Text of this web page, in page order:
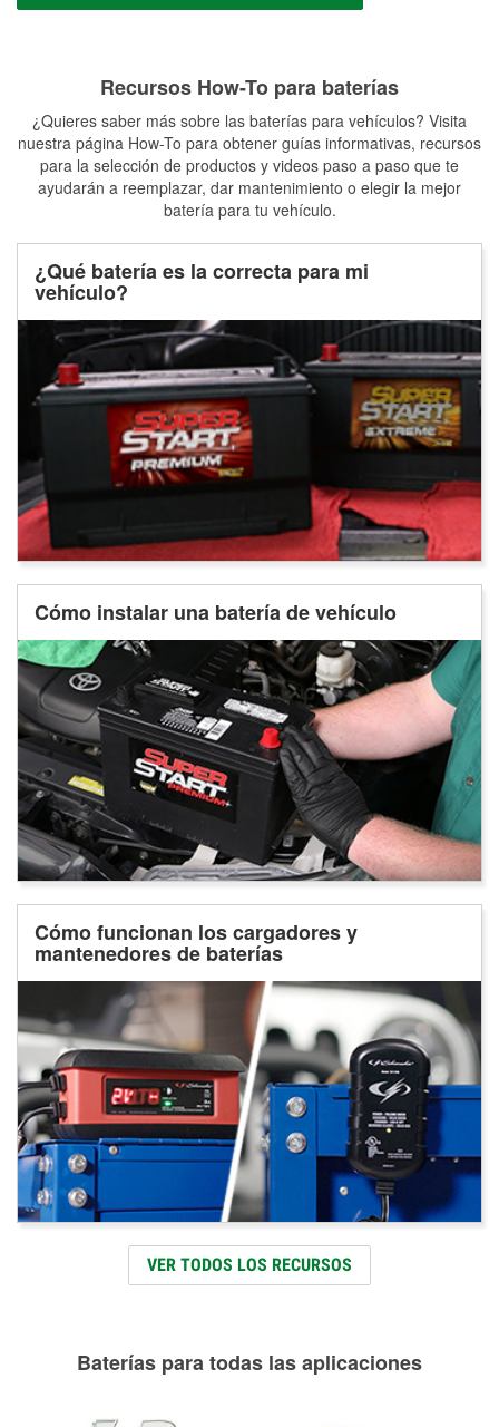
Recursos How-To para baterías
¿Quieres saber más sobre las baterías para vehículos? Visita
nuestra página How-To para obtener guías informativas, recursos
para la selección de productos y videos paso a paso que te
ayudarán a reemplazar, dar mantenimiento o elegir la mejor
batería para tu vehículo.
¿Qué batería es la correcta para mi
vehículo?
Cómo instalar una batería de vehículo
Cómo funcionan los cargadores y
mantenedores de baterías
VER TODOS LOS RECURSOS
Baterías para todas las aplicaciones